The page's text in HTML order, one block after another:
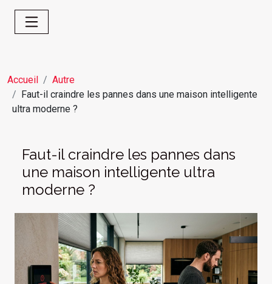
Accueil
Autre
Faut-il craindre les pannes dans une maison intelligente
ultra moderne ?
Faut-il craindre les pannes dans
une maison intelligente ultra
moderne ?